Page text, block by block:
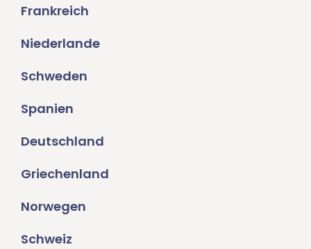
Frankreich
Niederlande
Schweden
Spanien
Deutschland
Griechenland
Norwegen
Schweiz